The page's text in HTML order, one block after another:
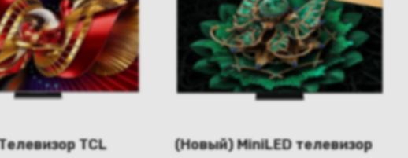
TCL
(Новый) MiniLED телевизор